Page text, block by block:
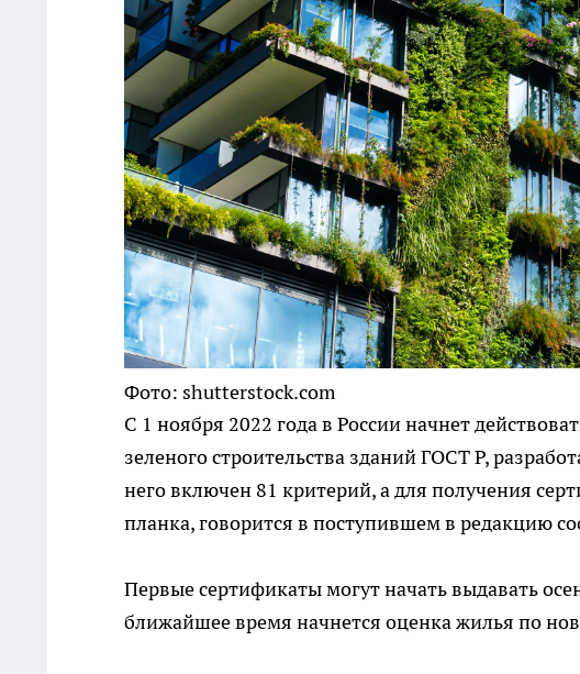
Фото: shutterstock.com
С 1 ноября 2022 года в России начнет
зеленого строительства зданий ГОСТ Р,
него включен 81 критерий, а для получения
планка, говорится в поступившем в редакцию
Первые сертификаты могут начать выдавать
ближайшее время начнется оценка жилья по